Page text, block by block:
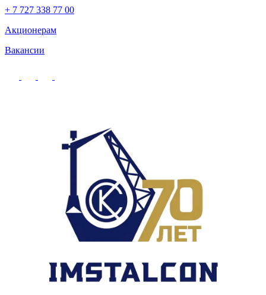
+ 7 727 338 77 00
Акционерам
Вакансии